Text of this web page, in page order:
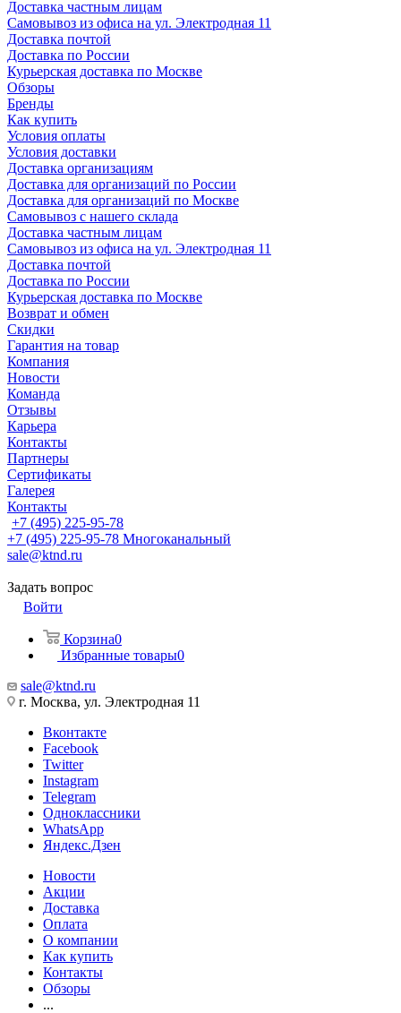
Доставка частным лицам
Самовывоз из офиса на ул. Электродная 11
Доставка почтой
Доставка по России
Курьерская доставка по Москве
Обзоры
Бренды
Как купить
Условия оплаты
Условия доставки
Доставка организациям
Доставка для организаций по России
Доставка для организаций по Москве
Самовывоз с нашего склада
Доставка частным лицам
Самовывоз из офиса на ул. Электродная 11
Доставка почтой
Доставка по России
Курьерская доставка по Москве
Возврат и обмен
Скидки
Гарантия на товар
Компания
Новости
Команда
Отзывы
Карьера
Контакты
Партнеры
Сертификаты
Галерея
Контакты
+7 (495) 225-95-78
+7 (495) 225-95-78 Многоканальный
sale@ktnd.ru
Задать вопрос
Войти
Корзина0
Избранные товары0
sale@ktnd.ru
г. Москва, ул. Электродная 11
Вконтакте
Facebook
Twitter
Instagram
Telegram
Одноклассники
WhatsApp
Яндекс.Дзен
Новости
Акции
Доставка
Оплата
О компании
Как купить
Контакты
Обзоры
...